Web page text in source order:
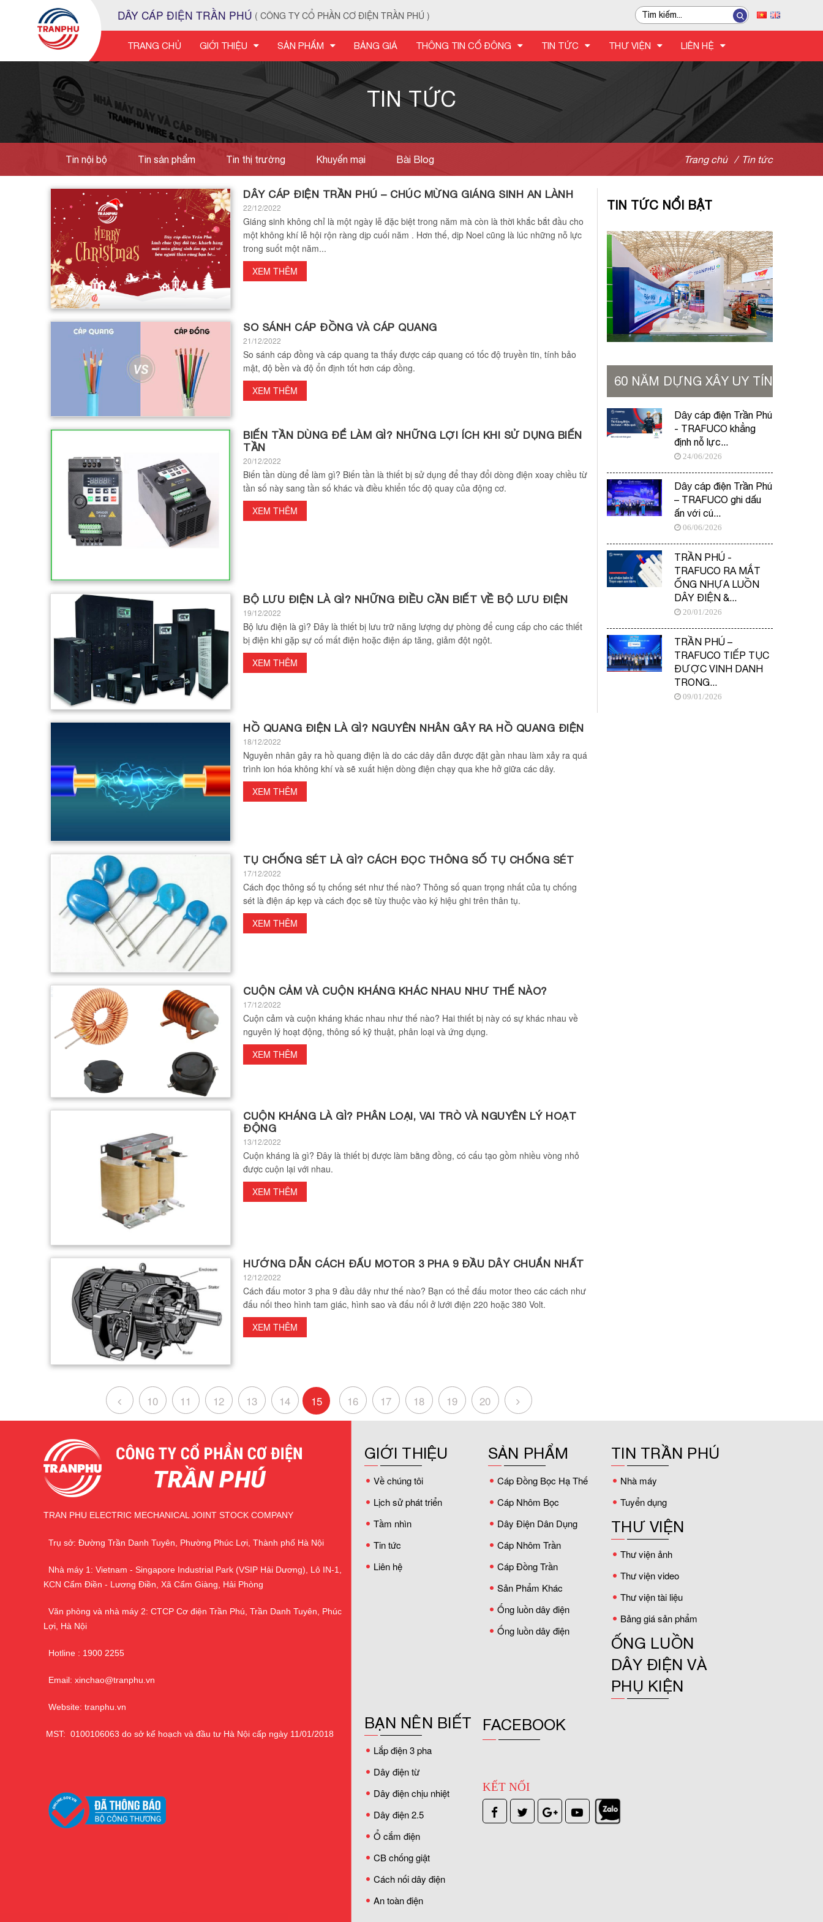
DÂY CÁP ĐIỆN TRẦN PHÚ ( CÔNG TY CỔ PHẦN CƠ ĐIỆN TRẦN PHÚ )
TRANG CHỦ GIỚI THIỆU SẢN PHẨM BẢNG GIÁ THÔNG TIN CỔ ĐÔNG TIN TỨC THƯ VIỆN LIÊN HỆ
TIN TỨC
Tin nội bộ Tin sản phẩm Tin thị trường Khuyến mại Bài Blog
Tuyển dụng
Trang chủ / Tin tức
DÂY CÁP ĐIỆN TRẦN PHÚ – CHÚC MỪNG GIÁNG SINH AN LÀNH
22/12/2022
Giáng sinh không chỉ là một ngày lễ đặc biệt trong năm mà còn là thời khắc bắt đầu cho
một không khí lễ hội rộn ràng dịp cuối năm . Hơn thế, dịp Noel cũng là lúc những nỗ lực
trong suốt một năm...
XEM THÊM
SO SÁNH CÁP ĐỒNG VÀ CÁP QUANG
21/12/2022
So sánh cáp đồng và cáp quang ta thấy được cáp quang có tốc độ truyền tin, tính bảo
mật, độ bền và độ ổn định tốt hơn cáp đồng.
XEM THÊM
BIẾN TẦN DÙNG ĐỂ LÀM GÌ? NHỮNG LỢI ÍCH KHI SỬ DỤNG BIẾN
TẦN
20/12/2022
Biến tần dùng để làm gì? Biến tần là thiết bị sử dụng để thay đổi dòng điện xoay chiều từ
tần số này sang tần số khác và điều khiển tốc độ quay của động cơ.
XEM THÊM
BỘ LƯU ĐIỆN LÀ GÌ? NHỮNG ĐIỀU CẦN BIẾT VỀ BỘ LƯU ĐIỆN
19/12/2022
Bộ lưu điện là gì? Đây là thiết bị lưu trữ năng lượng dự phòng để cung cấp cho các thiết
bị điện khi gặp sự cố mất điện hoặc điện áp tăng, giảm đột ngột.
XEM THÊM
HỒ QUANG ĐIỆN LÀ GÌ? NGUYÊN NHÂN GÂY RA HỒ QUANG ĐIỆN
18/12/2022
Nguyên nhân gây ra hồ quang điện là do các dây dẫn được đặt gần nhau làm xảy ra quá
trình ion hóa không khí và sẽ xuất hiện dòng điện chạy qua khe hở giữa các dây.
XEM THÊM
TỤ CHỐNG SÉT LÀ GÌ? CÁCH ĐỌC THÔNG SỐ TỤ CHỐNG SÉT
17/12/2022
Cách đọc thông số tụ chống sét như thế nào? Thông số quan trọng nhất của tụ chống
sét là điện áp kẹp và cách đọc sẽ tùy thuộc vào ký hiệu ghi trên thân tụ.
XEM THÊM
CUỘN CẢM VÀ CUỘN KHÁNG KHÁC NHAU NHƯ THẾ NÀO?
17/12/2022
Cuộn cảm và cuộn kháng khác nhau như thế nào? Hai thiết bị này có sự khác nhau về
nguyên lý hoạt động, thông số kỹ thuật, phân loại và ứng dụng.
XEM THÊM
CUỘN KHÁNG LÀ GÌ? PHÂN LOẠI, VAI TRÒ VÀ NGUYÊN LÝ HOẠT
ĐỘNG
13/12/2022
Cuộn kháng là gì? Đây là thiết bị được làm bằng đồng, có cấu tạo gồm nhiều vòng nhỏ
được cuộn lại với nhau.
XEM THÊM
HƯỚNG DẪN CÁCH ĐẤU MOTOR 3 PHA 9 ĐẦU DÂY CHUẨN NHẤT
12/12/2022
Cách đấu motor 3 pha 9 đầu dây như thế nào? Bạn có thể đấu motor theo các cách như
đấu nối theo hình tam giác, hình sao và đấu nối ở lưới điện 220 hoặc 380 Volt.
XEM THÊM
10 11 12 13 14 15 16 17 18 19 20
TIN TỨC NỔI BẬT
60 NĂM DỰNG XÂY UY TÍN
VỮNG BỀNDây cáp điện Trần Phú
- TRAFUCO khẳng
định nỗ lực...
24/06/2026
Dây cáp điện Trần Phú
– TRAFUCO ghi dấu
ấn với cú...
06/06/2026
TRẦN PHÚ -
TRAFUCO RA MẮT
ỐNG NHỰA LUỒN
DÂY ĐIỆN &...
20/01/2026
TRẦN PHÚ –
TRAFUCO TIẾP TỤC
ĐƯỢC VINH DANH
TRONG...
09/01/2026
TRAN PHU ELECTRIC MECHANICAL JOINT STOCK COMPANY
Trụ sở: Đường Trần Danh Tuyên, Phường Phúc Lợi, Thành phố Hà Nội
Nhà máy 1: Vietnam - Singapore Industrial Park (VSIP Hải Dương), Lô IN-1,
KCN Cẩm Điền - Lương Điền, Xã Cẩm Giàng, Hải Phòng
Văn phòng và nhà máy 2: CTCP Cơ điện Trần Phú, Trần Danh Tuyên, Phúc
Lợi, Hà Nội
Hotline : 1900 2255
Email: xinchao@tranphu.vn
Website: tranphu.vn
MST: 0100106063 do sở kế hoạch và đầu tư Hà Nội cấp ngày 11/01/2018
GIỚI THIỆU
Về chúng tôi
Lịch sử phát triển
Tầm nhìn
Tin tức
Liên hệ
SẢN PHẨM
Cáp Đồng Bọc Hạ Thế
Cáp Nhôm Bọc
Dây Điện Dân Dụng
Cáp Nhôm Trần
Cáp Đồng Trần
Sản Phẩm Khác
Ống luồn dây điện
Ống luồn dây điện
TIN TRẦN PHÚ
Nhà máy
Tuyển dụng
THƯ VIỆN
Thư viện ảnh
Thư viện video
Thư viện tài liệu
Bảng giá sản phẩm
ỐNG LUỒN
DÂY ĐIỆN VÀ
PHỤ KIỆN
BẠN NÊN BIẾT
Lắp điện 3 pha
Dây điện từ
Dây điện chịu nhiệt
Dây điện 2.5
Ổ cắm điện
CB chống giật
Cách nối dây điện
An toàn điện
FACEBOOK
KẾT NỐI